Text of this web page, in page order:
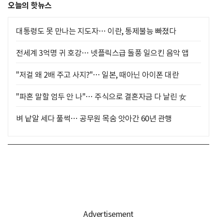
오늘의 핫뉴스
대통령도 못 만나는 지도자… 이란, 통제불능 빠졌다
전세계 3억명 귀 호강… 넷플릭스급 돌풍 일으킨 음악 앱
"저걸 왜 2배 주고 사지?"… 일본, 때아닌 아이폰 대란
"파혼 말할 엄두 안 나"… 주식으로 결혼자금 다 날린 女
벼 낱알 세다 풀썩… 공무원 목숨 앗아간 60년 관행